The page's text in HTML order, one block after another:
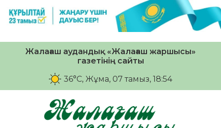
Жалағаш аудандық «Жалағаш жаршысы»
газетінің сайты
36°C, Жұма, 07 тамыз, 18:54